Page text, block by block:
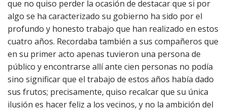
que no quiso perder la ocasión de destacar que si por
algo se ha caracterizado su gobierno ha sido por el
profundo y honesto trabajo que han realizado en estos
cuatro años. Recordaba también a sus compañeros que
en su primer acto apenas tuvieron una persona de
público y encontrarse allí ante cien personas no podía
sino significar que el trabajo de estos años había dado
sus frutos; precisamente, quiso recalcar que su única
ilusión es hacer feliz a los vecinos, y no la ambición del